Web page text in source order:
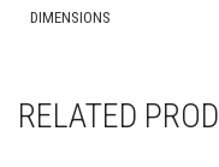
DIMENSIONS
RELATED